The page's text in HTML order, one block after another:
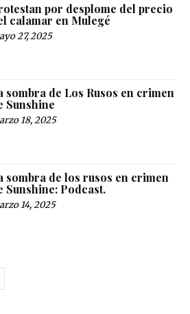
por desplome del precio
calamar en Mulegé
27, 2025
sombra de Los Rusos en crimen
Sunshine
18, 2025
sombra de los rusos en crimen
Sunshine: Podcast.
14, 2025